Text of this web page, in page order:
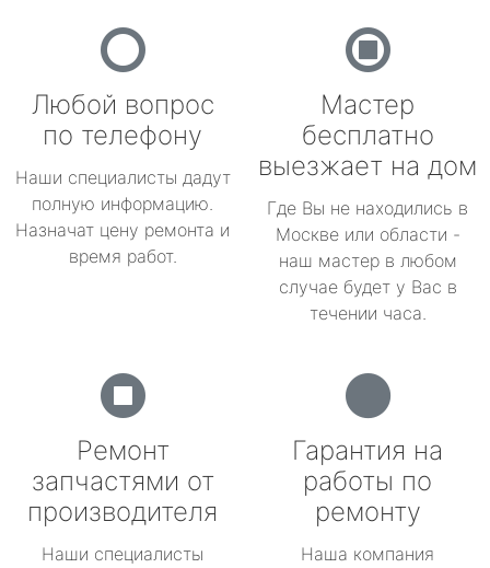
Любой вопрос
по телефону
Наши специалисты дадут
полную информацию.
Назначат цену ремонта и
время работ.
Мастер
бесплатно
выезжает на дом
Где Вы не находились в
Москве или области -
наш мастер в любом
случае будет у Вас в
течении часа.
Ремонт
запчастями от
производителя
Наши специалисты
Гарантия на
работы по
ремонту
Наша компания